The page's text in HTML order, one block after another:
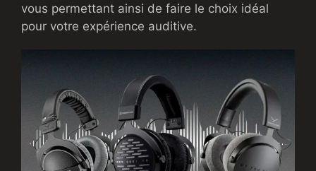
vous permettant ainsi de faire le choix idéal
pour votre expérience auditive.